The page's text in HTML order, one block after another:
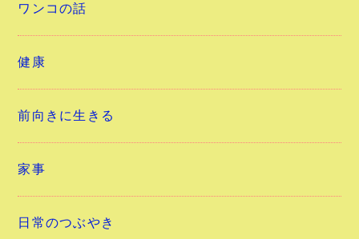
ワンコの話
健康
前向きに生きる
家事
日常のつぶやき